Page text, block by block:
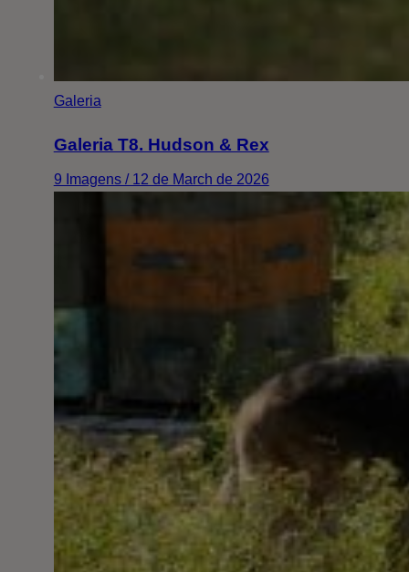
Galeria
Galeria T8. Hudson & Rex
9 Imagens / 12 de March de 2026